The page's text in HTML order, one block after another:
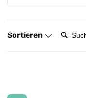
Sortieren Suchen: